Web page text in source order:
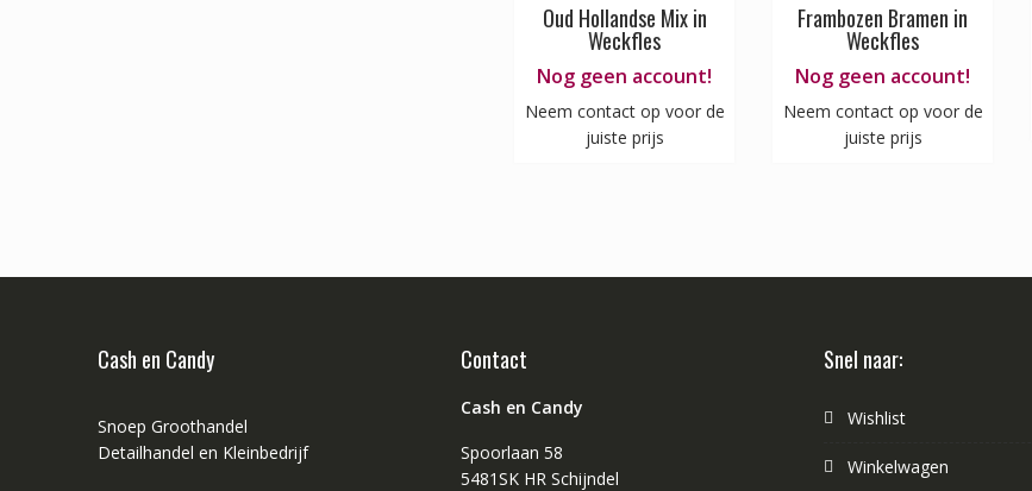
Oud Hollandse Mix in
Weckfles
Nog geen account!
Neem contact op voor de
juiste prijs
Frambozen Bramen in
Weckfles
Nog geen account!
Neem contact op voor de
juiste prijs
Cash en Candy
Snoep Groothandel
Detailhandel en Kleinbedrijf
Contact
Cash en Candy
Spoorlaan 58
5481SK HR Schijndel
Snel naar:
Wishlist
Winkelwagen